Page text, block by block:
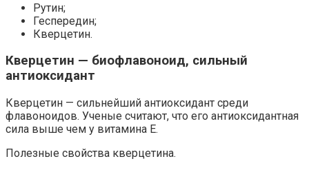
Рутин;
Геспередин;
Кверцетин.
Кверцетин — биофлавоноид, сильный
антиоксидант
Кверцетин — сильнейший антиоксидант среди
флавоноидов. Ученые считают, что его антиоксидантная
сила выше чем у витамина Е.
Полезные свойства кверцетина.